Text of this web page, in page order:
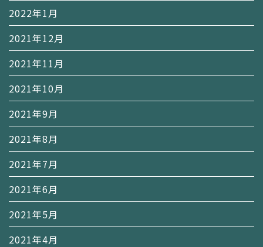
2022年1月
2021年12月
2021年11月
2021年10月
2021年9月
2021年8月
2021年7月
2021年6月
2021年5月
2021年4月